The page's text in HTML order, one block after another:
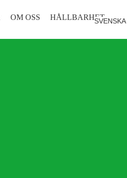
OM OSS HÅLLBARHETSVENSKA